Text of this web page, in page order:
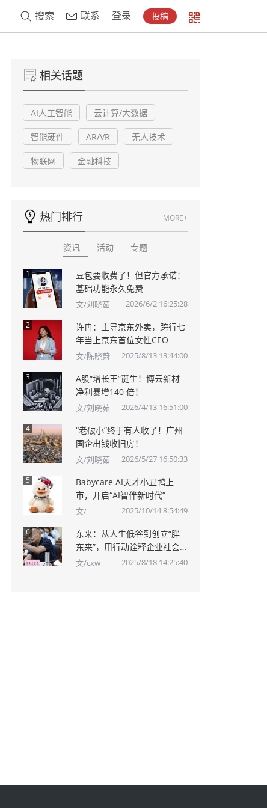
搜索 联系 登录 投稿
相关话题
AI人工智能 云计算/大数据
智能硬件 AR/VR 无人技术
物联网 金融科技
热门排行 MORE+
资讯 活动 专题
1
豆包要收费了！但官方承诺：
基础功能永久免费
文/刘晓茹 2026/6/2 16:25:28
2
许冉：主导京东外卖，跨行七
年当上京东首位女性CEO
文/陈晓蔚 2025/8/13 13:44:00
3
A股“增长王”诞生！博云新材
净利暴增140 倍！
文/刘晓茹 2026/4/13 16:51:00
4
“老破小”终于有人收了！广州
国企出钱收旧房！
文/刘晓茹 2026/5/27 16:50:33
5
Babycare AI天才小丑鸭上
市，开启“AI智伴新时代”
文/ 2025/10/14 8:54:49
6
东来：从人生低谷到创立“胖
东来”，用行动诠释企业社会
责任
文/cxw 2025/8/18 14:25:40